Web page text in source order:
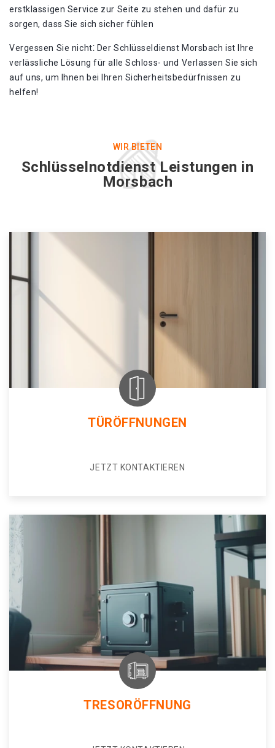
erstklassigen Service zur Seite zu stehen und dafür zu
sorgen, dass Sie sich sicher fühlen
Vergessen Sie nicht⁚ Der Schlüsseldienst Morsbach ist Ihre
verlässliche Lösung für alle Schloss- und Verlassen Sie sich
auf uns, um Ihnen bei Ihren Sicherheitsbedürfnissen zu
helfen!​
WIR BIETEN
Schlüsselnotdienst Leistungen in
Morsbach
TÜRÖFFNUNGEN
JETZT KONTAKTIEREN
TRESORÖFFNUNG